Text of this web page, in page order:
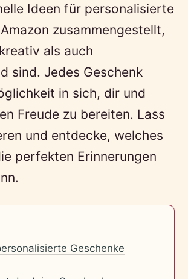
Ideen für personalisierte
zusammengestellt,
als auch
sind. Jedes Geschenk
in sich, dir und
Freude zu bereiten. Lass
und entdecke, welches
perfekten Erinnerungen
Geschenke